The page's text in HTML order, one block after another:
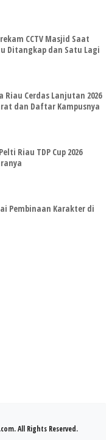
CCTV Masjid Saat
Ditangkap dan Satu Lagi
Cerdas Lanjutan 2026
dan Daftar Kampusnya
Riau TDP Cup 2026
Pembinaan Karakter di
All Rights Reserved.